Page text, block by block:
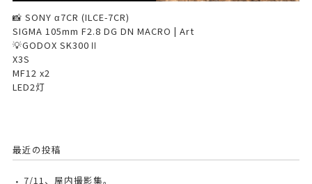
📸 SONY α7CR (ILCE-7CR)
SIGMA 105mm F2.8 DG DN MACRO | Art
💡GODOX SK300Ⅱ
X3S
MF12 x2
LED2灯
最近の投稿
7/11、屋内撮影集。